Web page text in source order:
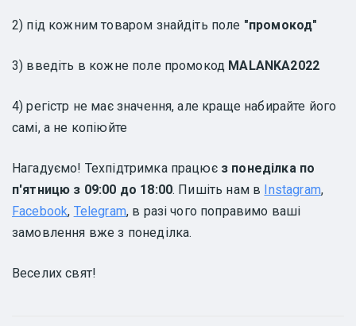
2) під кожним товаром знайдіть поле "промокод"
3) введіть в кожне поле промокод MALANKA2022
4) регістр не має значення, але краще набирайте його
самі, а не копіюйте
Нагадуємо! Техпідтримка працює з понеділка по
п'ятницю з 09:00 до 18:00. Пишіть нам в Instagram,
Facebook, Telegram, в разі чого поправимо ваші
замовлення вже з понеділка.
Веселих свят!